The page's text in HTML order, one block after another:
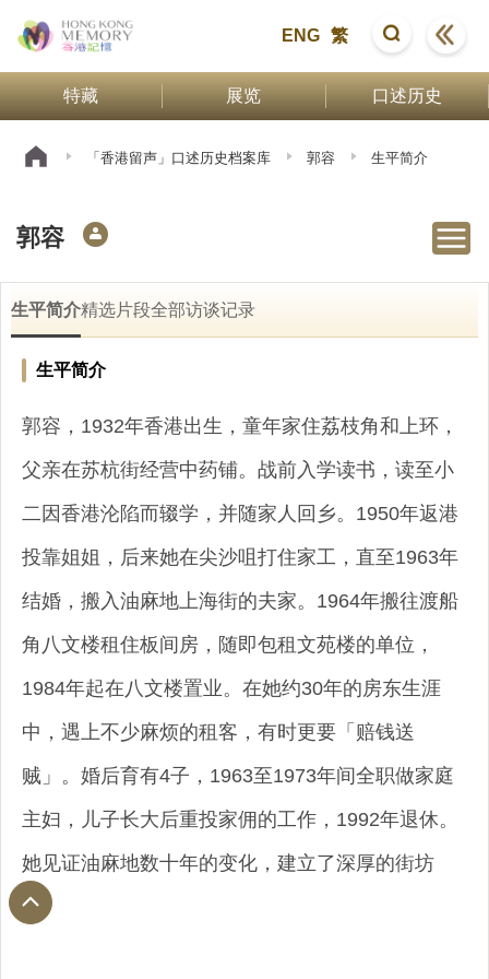
ENG 繁
特藏 展览 口述历史
「香港留声」口述历史档案库 郭容 生平简介
郭容
生平简介精选片段全部访谈记录
生平简介
郭容，1932年香港出生，童年家住荔枝角和上环，
父亲在苏杭街经营中药铺。战前入学读书，读至小
二因香港沦陷而辍学，并随家人回乡。1950年返港
投靠姐姐，后来她在尖沙咀打住家工，直至1963年
结婚，搬入油麻地上海街的夫家。1964年搬往渡船
角八文楼租住板间房，随即包租文苑楼的单位，
1984年起在八文楼置业。在她约30年的房东生涯
中，遇上不少麻烦的租客，有时更要「赔钱送
贼」。婚后育有4子，1963至1973年间全职做家庭
主妇，儿子长大后重投家佣的工作，1992年退休。
她见证油麻地数十年的变化，建立了深厚的街坊
情。